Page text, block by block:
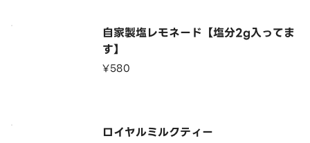
自家製塩レモネード【塩分2g入ってま
す】
¥580
ロイヤルミルクティー